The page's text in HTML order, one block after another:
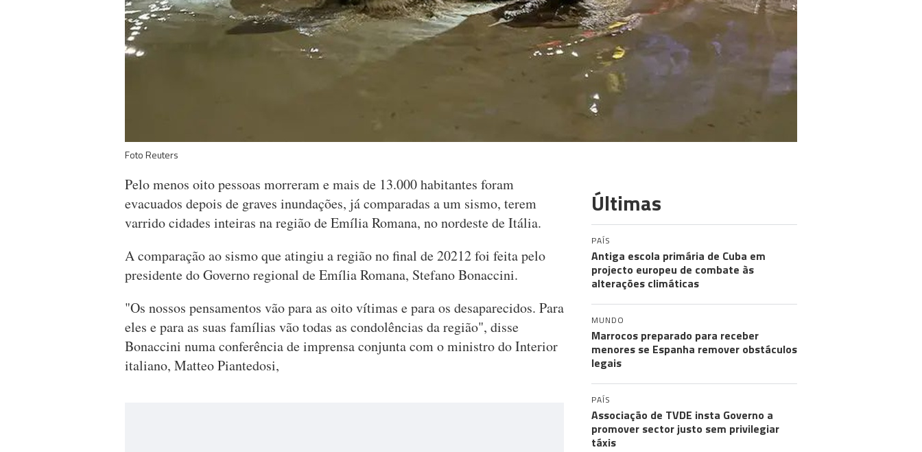
Foto Reuters
Pelo menos oito pessoas morreram e mais de 13.000 habitantes foram
evacuados depois de graves inundações, já comparadas a um sismo, terem
varrido cidades inteiras na região de Emília Romana, no nordeste de Itália.
A comparação ao sismo que atingiu a região no final de 20212 foi feita pelo
presidente do Governo regional de Emília Romana, Stefano Bonaccini.
"Os nossos pensamentos vão para as oito vítimas e para os desaparecidos. Para
eles e para as suas famílias vão todas as condolências da região", disse
Bonaccini numa conferência de imprensa conjunta com o ministro do Interior
italiano, Matteo Piantedosi,
Últimas
PAÍS
Antiga escola primária de Cuba em
projecto europeu de combate às
alterações climáticas
MUNDO
Marrocos preparado para receber
menores se Espanha remover obstáculos
legais
PAÍS
Associação de TVDE insta Governo a
promover sector justo sem privilegiar
táxis